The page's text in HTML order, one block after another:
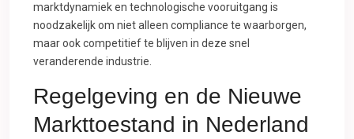
marktdynamiek en technologische vooruitgang is
noodzakelijk om niet alleen compliance te waarborgen,
maar ook competitief te blijven in deze snel
veranderende industrie.
Regelgeving en de Nieuwe
Markttoestand in Nederland